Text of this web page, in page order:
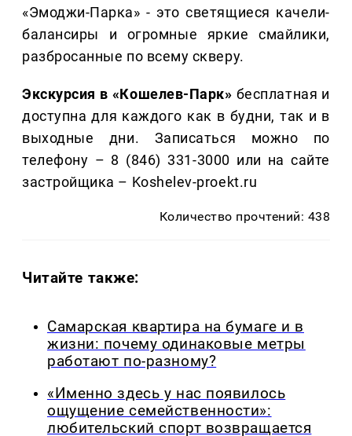
«Эмоджи-Парка» - это светящиеся качели-
балансиры и огромные яркие смайлики,
разбросанные по всему скверу.
Экскурсия в «Кошелев-Парк» бесплатная и
доступна для каждого как в будни, так и в
выходные дни. Записаться можно по
телефону – 8 (846) 331-3000 или на сайте
застройщика – Koshelev-proekt.ru
Количество прочтений: 438
Читайте также:
Самарская квартира на бумаге и в
жизни: почему одинаковые метры
работают по-разному?
«Именно здесь у нас появилось
ощущение семейственности»:
любительский спорт возвращается